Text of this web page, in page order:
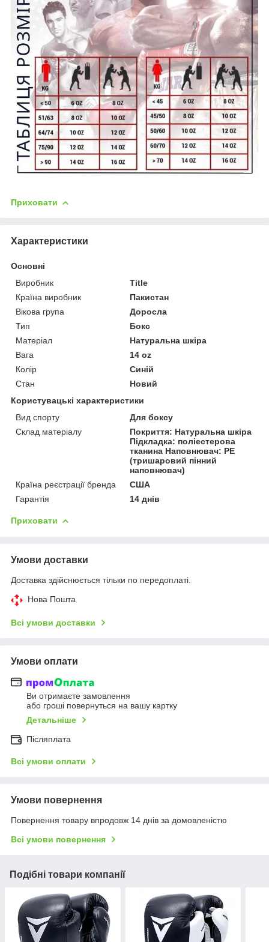
Приховати
Характеристики
Основні
Виробник
Title
Країна виробник
Пакистан
Вікова група
Доросла
Тип
Бокс
Матеріал
Натуральна шкіра
Вага
14 oz
Колір
Синій
Стан
Новий
Користувацькі характеристики
Вид спорту
Для боксу
Склад матеріалу
Покриття: Натуральна шкіра
Підкладка: поліестерова
тканина Наповнювач: PE
(тришаровий пінний
наповнювач)
Країна реєстрації бренда
США
Гарантія
14 днів
Приховати
Умови доставки
Доставка здійснюється тільки по передоплаті.
Нова Пошта
Всі умови доставки
Умови оплати
Ви отримаєте замовлення
або гроші повернуться на вашу картку
Детальніше
Післяплата
Всі умови оплати
Умови повернення
Повернення товару впродовж 14 днів за домовленістю
Всі умови повернення
Подібні товари компанії